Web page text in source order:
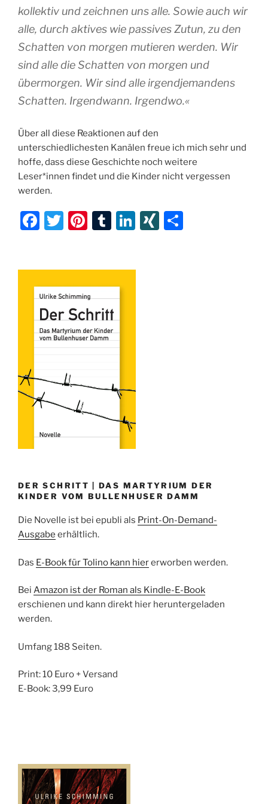
kollektiv und zeichnen uns alle. Sowie auch wir
alle, durch aktives wie passives Zutun, zu den
Schatten von morgen mutieren werden. Wir
sind alle die Schatten von morgen und
übermorgen. Wir sind alle irgendjemandens
Schatten. Irgendwann. Irgendwo.«
Über all diese Reaktionen auf den
unterschiedlichesten Kanälen freue ich mich sehr und
hoffe, dass diese Geschichte noch weitere
Leser*innen findet und die Kinder nicht vergessen
werden.
F
b
o
o
k
T
Pi
st
T
r
Li XI
DER SCHRITT | DAS MARTYRIUM DER
KINDER VOM BULLENHUSER DAMM
Die Novelle ist bei epubli als Print-On-Demand-
Ausgabe erhältlich.
Das E-Book für Tolino kann hiererworben werden.
Bei Amazon ist der Roman als Kindle-E-Book
erschienen und kann direkt hier heruntergeladen
werden.
Umfang 188 Seiten.
Print: 10 Euro + Versand
E-Book: 3,99 Euro